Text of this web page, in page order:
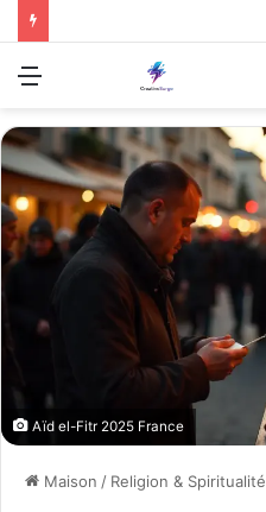
Menu
Aïd el-Fitr 2025 France
Maison / Religion & Spiritualité